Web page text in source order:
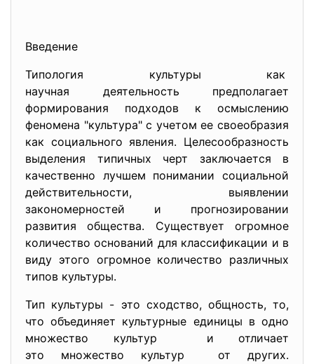
Введение
Типология культуры как
научная деятельность предполагает
формирования подходов к осмыслению
феномена "культура" с учетом ее своеобразия
как социального явления. Целесообразность
выделения типичных черт заключается в
качественно лучшем понимании социальной
действительности, выявлении
закономерностей и прогнозировании
развития общества. Существует огромное
количество оснований для классификации и в
виду этого огромное количество различных
типов культуры.
Тип культуры - это сходство, общность, то,
что объединяет культурные единицы в одно
множество культур и отличает
это множество культур от других.